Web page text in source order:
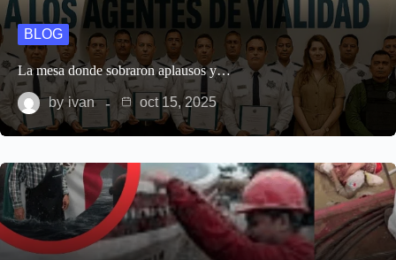
BLOG
La mesa donde sobraron aplausos y…
by ivan oct 15, 2025